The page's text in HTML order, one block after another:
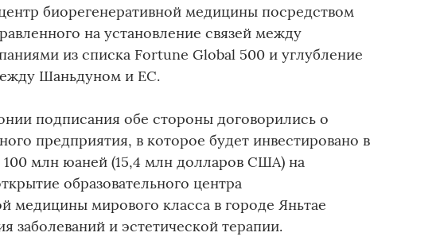
биорегенеративной медицины посредством
на установление связей между
из списка Fortune Global 500 и углубление
Шаньдуном и ЕС.
подписания обе стороны договорились о
предприятия, в которое будет инвестировано в
млн юаней (15,4 млн долларов США) на
образовательного центра
медицины мирового класса в городе Яньтае
заболеваний и эстетической терапии.